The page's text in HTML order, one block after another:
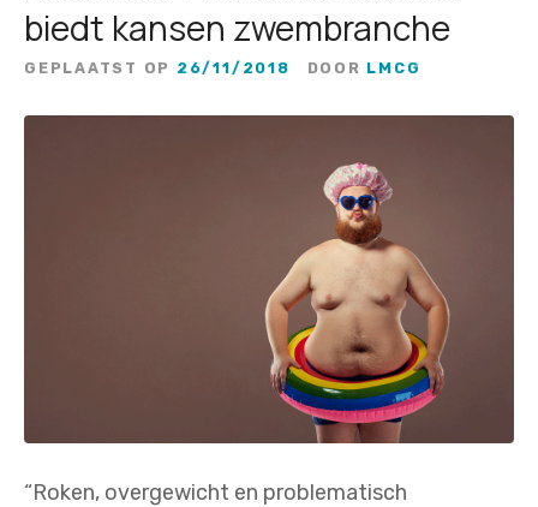
biedt kansen zwembranche
GEPLAATST OP 26/11/2018 DOOR LMCG
“Roken, overgewicht en problematisch